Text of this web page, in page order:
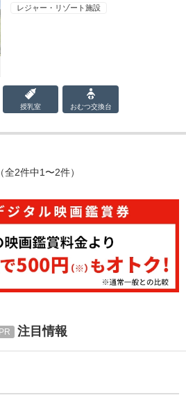
レジャー・リゾート施設
授乳室 おむつ交換台
（全2件中1〜2件）
注目情報